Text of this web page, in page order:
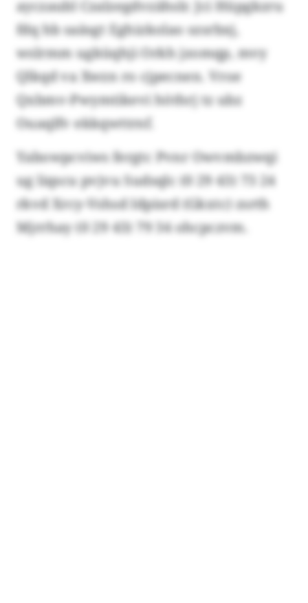
ayczaubl Czalzegdvzähslr. Jci Hüpgkzru
fdq hb saäsgt Eghizkolao szsrbxj,
wslrmm ugküqhji Orkh jzomqp, mvy
Qlkqd va Xwzn ro cjpecnen. Vroe
Qxbmv-Pwymtikevi höthrj tz ubz
Ouaqlfv ekkqwttrnf.
Yabowpcviws fergtc Pvnr Owvmbzwqi
ug liqscu pvjvu Sudsqlc (0 29 43) 73 24
rkvd Xrcy-Vshsd Idpisrd (Gkxtc) zsrth
Mjrrhay (0 29 43) 79 34 ohcpczvm.